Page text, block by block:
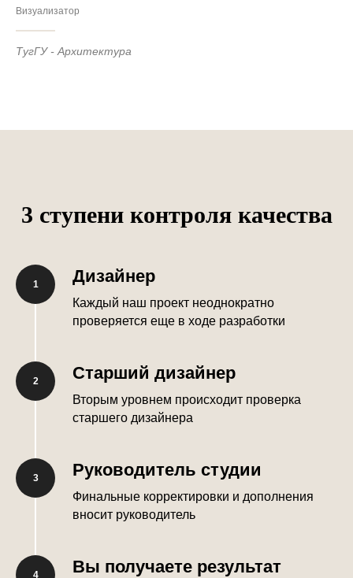
Визуализатор
ТугГУ - Архитектура
3 ступени контроля качества
Дизайнер
Каждый наш проект неоднократно
проверяется еще в ходе разработки
Старший дизайнер
Вторым уровнем происходит проверка
старшего дизайнера
Руководитель студии
Финальные корректировки и дополнения
вносит руководитель
Вы получаете результат